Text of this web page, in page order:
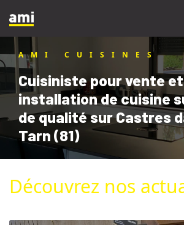
AMI CUISINES
Cuisiniste pour vente et
installation de cuisine
de qualité sur Castres
Tarn (81)
Découvrez nos